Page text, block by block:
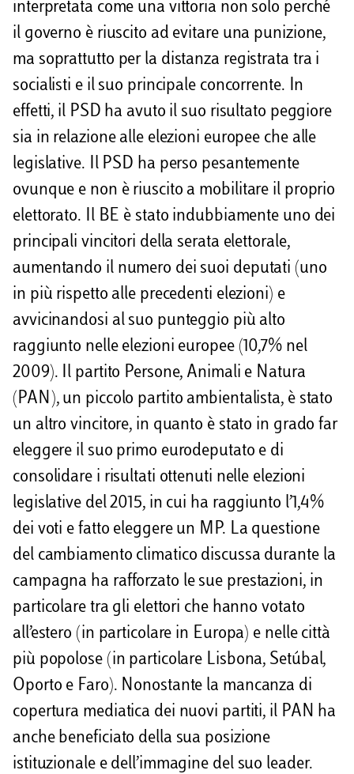
interpretata come una vittoria non solo perché
il governo è riuscito ad evitare una punizione,
ma soprattutto per la distanza registrata tra i
socialisti e il suo principale concorrente. In
effetti, il PSD ha avuto il suo risultato peggiore
sia in relazione alle elezioni europee che alle
legislative. Il PSD ha perso pesantemente
ovunque e non è riuscito a mobilitare il proprio
elettorato. Il BE è stato indubbiamente uno dei
principali vincitori della serata elettorale,
aumentando il numero dei suoi deputati (uno
in più rispetto alle precedenti elezioni) e
avvicinandosi al suo punteggio più alto
raggiunto nelle elezioni europee (10,7% nel
2009). Il partito Persone, Animali e Natura
(PAN), un piccolo partito ambientalista, è stato
un altro vincitore, in quanto è stato in grado far
eleggere il suo primo eurodeputato e di
consolidare i risultati ottenuti nelle elezioni
legislative del 2015, in cui ha raggiunto l’1,4%
dei voti e fatto eleggere un MP. La questione
del cambiamento climatico discussa durante la
campagna ha rafforzato le sue prestazioni, in
particolare tra gli elettori che hanno votato
all’estero (in particolare in Europa) e nelle città
più popolose (in particolare Lisbona, Setúbal,
Oporto e Faro). Nonostante la mancanza di
copertura mediatica dei nuovi partiti, il PAN ha
anche beneficiato della sua posizione
istituzionale e dell’immagine del suo leader.